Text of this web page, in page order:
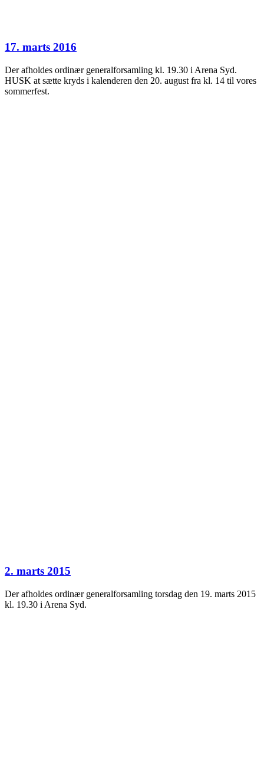
17. marts 2016
Der afholdes ordinær generalforsamling kl. 19.30 i Arena Syd.
HUSK at sætte kryds i kalenderen den 20. august fra kl. 14 til vores
sommerfest.
2. marts 2015
Der afholdes ordinær generalforsamling torsdag den 19. marts 2015
kl. 19.30 i Arena Syd.